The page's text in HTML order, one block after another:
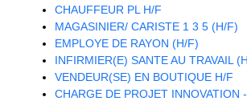
CHAUFFEUR PL H/F
MAGASINIER/ CARISTE 1 3 5 (H/F)
EMPLOYE DE RAYON (H/F)
INFIRMIER(E) SANTE AU TRAVAIL
VENDEUR(SE) EN BOUTIQUE H/F
CHARGE DE PROJET INNOVATION